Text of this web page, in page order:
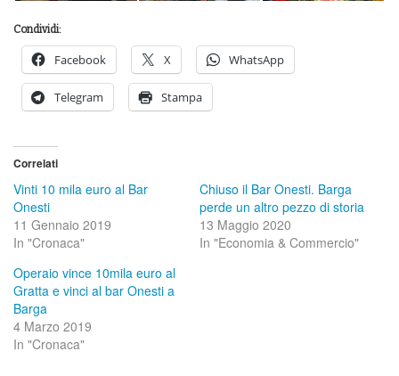
Condividi:
Facebook X WhatsApp
Telegram Stampa
Correlati
Vinti 10 mila euro al Bar
Onesti
11 Gennaio 2019
In "Cronaca"
Chiuso il Bar Onesti. Barga
perde un altro pezzo di storia
13 Maggio 2020
In "Economia & Commercio"
Operaio vince 10mila euro al
Gratta e vinci al bar Onesti a
Barga
4 Marzo 2019
In "Cronaca"